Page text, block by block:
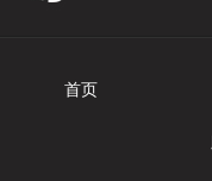
首页